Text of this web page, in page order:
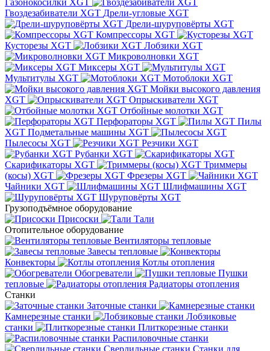
Газонокосилки XGT
Гвоздезабиватели XGT Дрели-угловые XGT
Дрели-шуруповёрты XGT
Компрессоры XGT
Кусторезы XGT
Лобзики XGT
Микроволновки XGT
Миксеры XGT
Мультитулы XGT
Мотоблоки XGT
Мойки высокого давления
XGT
Опрыскиватели XGT
Отбойные молотки XGT
Перфораторы XGT
Пилы
XGT Подметальные машины XGT
Пылесосы XGT
Резчики XGT
Рубанки XGT
Скарификаторы XGT
Триммеры
(косы) XGT
Фрезеры XGT
Чайники XGT
Шлифмашины XGT
Шуруповёрты XGT
Грузоподъёмное оборудование
Присоски
Тали
Отопительное оборудование
Вентиляторы тепловые
Завесы тепловые
Конвекторы
Котлы отопления
Обогреватели
Пушки
тепловые
Радиаторы отопления
Станки
Заточные станки
Камнерезные станки
Лобзиковые
станки
Плиткорезные станки
Распиловочные станки
Сверлильные станки Станки для